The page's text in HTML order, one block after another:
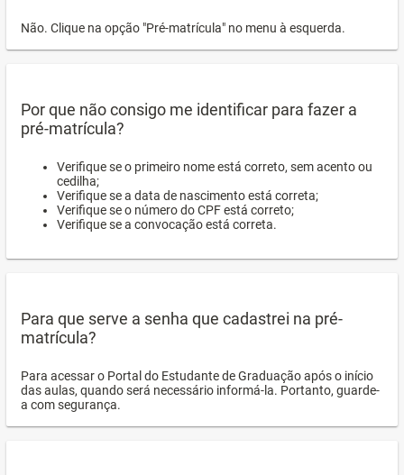
Não. Clique na opção "Pré-matrícula" no menu à esquerda.
Por que não consigo me identificar para fazer a
pré-matrícula?
Verifique se o primeiro nome está correto, sem acento ou
cedilha;
Verifique se a data de nascimento está correta;
Verifique se o número do CPF está correto;
Verifique se a convocação está correta.
Para que serve a senha que cadastrei na pré-
matrícula?
Para acessar o Portal do Estudante de Graduação após o início
das aulas, quando será necessário informá-la. Portanto, guarde-
a com segurança.